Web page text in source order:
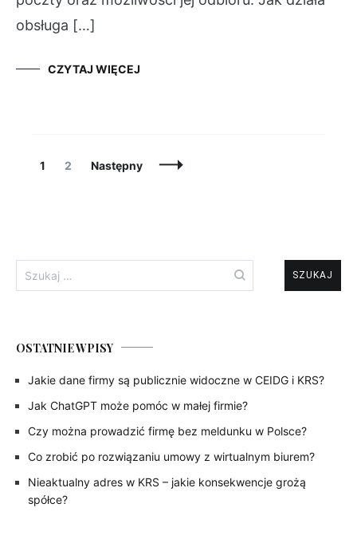
obsługa […]
CZYTAJ WIĘCEJ
Posts
Page
1 Page
2 Następny
Szukaj:
OSTATNIE WPISY
Jakie dane firmy są publicznie widoczne w CEIDG i KRS?
Jak ChatGPT może pomóc w małej firmie?
Czy można prowadzić firmę bez meldunku w Polsce?
Co zrobić po rozwiązaniu umowy z wirtualnym biurem?
Nieaktualny adres w KRS – jakie konsekwencje grożą
spółce?